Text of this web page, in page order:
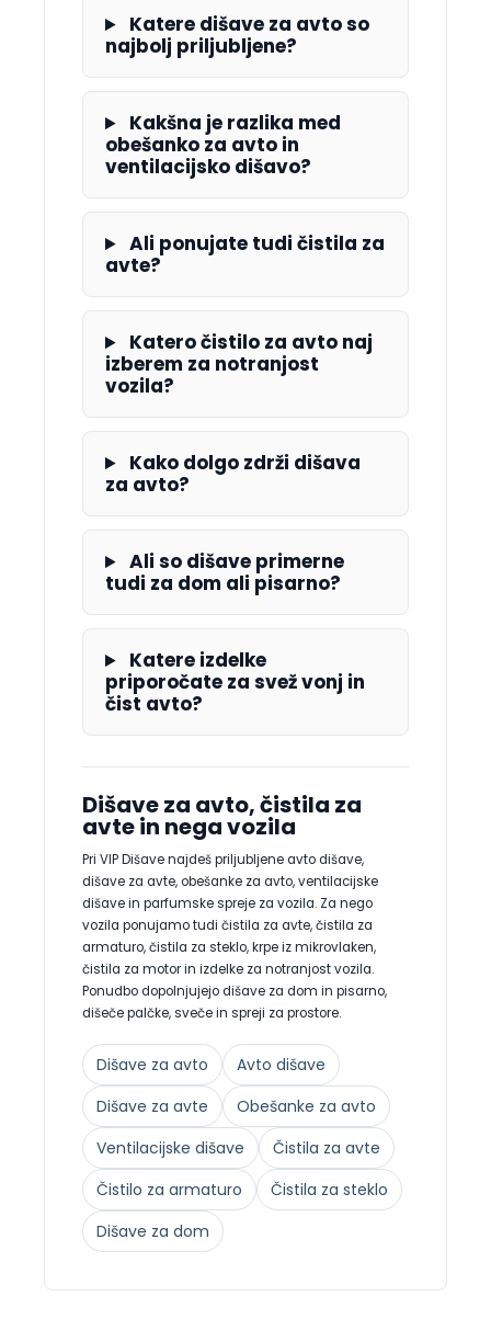
Katere dišave za avto so
najbolj priljubljene?
Kakšna je razlika med
obešanko za avto in
ventilacijsko dišavo?
Ali ponujate tudi čistila za
avte?
Katero čistilo za avto naj
izberem za notranjost
vozila?
Kako dolgo zdrži dišava
za avto?
Ali so dišave primerne
tudi za dom ali pisarno?
Katere izdelke
priporočate za svež vonj in
čist avto?
Dišave za avto, čistila za
avte in nega vozila
Pri VIP Dišave najdeš priljubljene avto dišave,
dišave za avte, obešanke za avto, ventilacijske
dišave in parfumske spreje za vozila. Za nego
vozila ponujamo tudi čistila za avte, čistila za
armaturo, čistila za steklo, krpe iz mikrovlaken,
čistila za motor in izdelke za notranjost vozila.
Ponudbo dopolnjujejo dišave za dom in pisarno,
dišeče palčke, sveče in spreji za prostore.
Dišave za avto
Avto dišave
Dišave za avte
Obešanke za avto
Ventilacijske dišave
Čistila za avte
Čistilo za armaturo
Čistila za steklo
Dišave za dom